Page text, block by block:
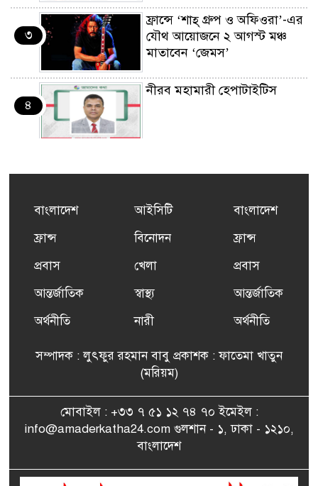
৩
ফ্রান্সে ‘শাহ্ গ্রুপ ও অফিওরা’-এর
যৌথ আয়োজনে ২ আগস্ট মঞ্চ
মাতাবেন ‘জেমস’
৪
নীরব মহামারী হেপাটাইটিস
৫
এর সম্পূর্ণ বিনামূল্যের সুশি
ফ্রান্সসহ ইউরোপীয় দেশসমূহে
দাবদাহ: কারণ, প্রভাব ও করণীয়
ফ্রান্সে সংবর্ধিত হলেন যুক্তরাজ্য
বিএনপি’র আহ্বায়ক কমিটির
সাংবাদিকতায় কৃতিত্বের পুরস্কার
এমপি মমতাজ আলোকে
জেলা প্রবাসী এসোসিয়েশন’
বাংলাদেশ
ফ্রান্স
প্রবাস
আন্তর্জাতিক
অর্থনীতি
আইসিটি
বিনোদন
খেলা
স্বাস্থ্য
নারী
বাংলাদেশ
ফ্রান্স
প্রবাস
আন্তর্জাতিক
অর্থনীতি
সম্পাদক : লুৎফুর রহমান বাবু প্রকাশক : ফাতেমা খাতুন
(মরিয়ম)
মোবাইল : +৩৩ ৭ ৫১ ১২ ৭৪ ৭০ ইমেইল :
info@amaderkatha24.com গুলশান - ১, ঢাকা - ১২১০,
বাংলাদেশ